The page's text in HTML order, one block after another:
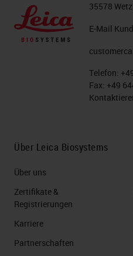
35578
E-Mail
Telefon:
Fax: +49
Über Leica Biosystems
Über uns
Zertifikate &
Registrierungen
Karriere
Partnerschaften